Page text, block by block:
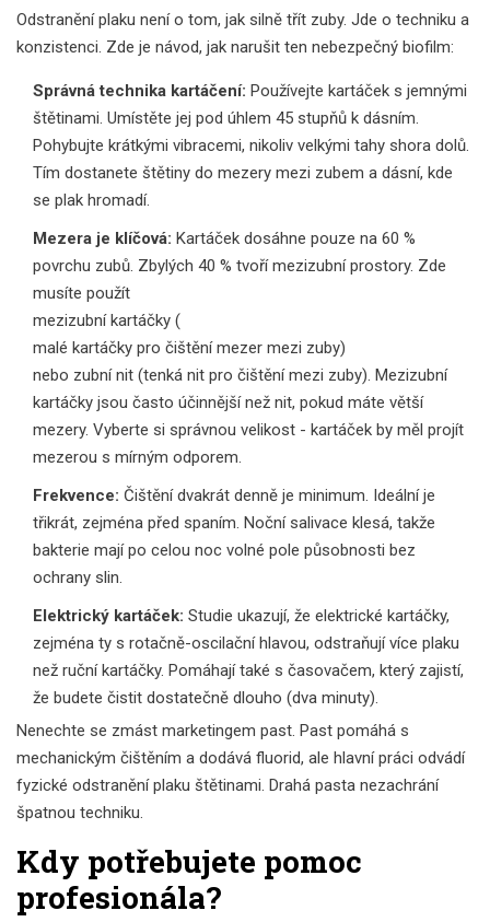
Odstranění plaku není o tom, jak silně třít zuby. Jde o techniku a
konzistenci. Zde je návod, jak narušit ten nebezpečný biofilm:
Správná technika kartáčení: Používejte kartáček s jemnými
štětinami. Umístěte jej pod úhlem 45 stupňů k dásním.
Pohybujte krátkými vibracemi, nikoliv velkými tahy shora dolů.
Tím dostanete štětiny do mezery mezi zubem a dásní, kde
se plak hromadí.
Mezera je klíčová: Kartáček dosáhne pouze na 60 %
povrchu zubů. Zbylých 40 % tvoří mezizubní prostory. Zde
musíte použít
mezizubní kartáčky (
malé kartáčky pro čištění mezer mezi zuby)
nebo zubní nit (tenká nit pro čištění mezi zuby). Mezizubní
kartáčky jsou často účinnější než nit, pokud máte větší
mezery. Vyberte si správnou velikost - kartáček by měl projít
mezerou s mírným odporem.
Frekvence: Čištění dvakrát denně je minimum. Ideální je
třikrát, zejména před spaním. Noční salivace klesá, takže
bakterie mají po celou noc volné pole působnosti bez
ochrany slin.
Elektrický kartáček: Studie ukazují, že elektrické kartáčky,
zejména ty s rotačně-oscilační hlavou, odstraňují více plaku
než ruční kartáčky. Pomáhají také s časovačem, který zajistí,
že budete čistit dostatečně dlouho (dva minuty).
Nenechte se zmást marketingem past. Past pomáhá s
mechanickým čištěním a dodává fluorid, ale hlavní práci odvádí
fyzické odstranění plaku štětinami. Drahá pasta nezachrání
špatnou techniku.
Kdy potřebujete pomoc
profesionála?